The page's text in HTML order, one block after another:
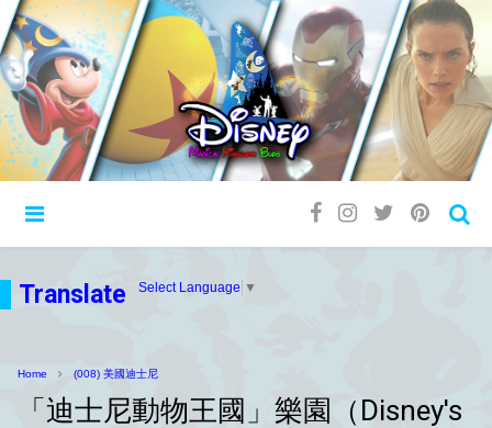
Translate Select Language ▼
Home (008) 美國迪士尼
「迪士尼動物王國」樂園（Disney's